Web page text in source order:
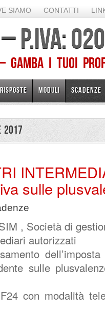
SIAMO CONTATTI
– P.IVA:
I TUOI
MODULI SCADENZE
2017
sulle
, Società di
autorizzati
sulle
con modalità